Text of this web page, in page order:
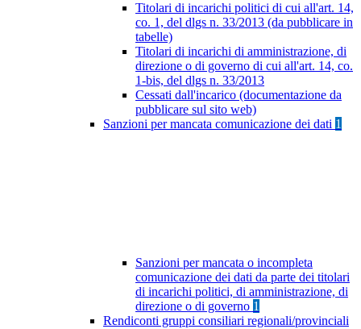
Titolari di incarichi politici di cui all'art. 14,
co. 1, del dlgs n. 33/2013 (da pubblicare in
tabelle)
Titolari di incarichi di amministrazione, di
direzione o di governo di cui all'art. 14, co.
1-bis, del dlgs n. 33/2013
Cessati dall'incarico (documentazione da
pubblicare sul sito web)
Sanzioni per mancata comunicazione dei dati 1
Sanzioni per mancata o incompleta
comunicazione dei dati da parte dei titolari
di incarichi politici, di amministrazione, di
direzione o di governo 1
Rendiconti gruppi consiliari regionali/provinciali